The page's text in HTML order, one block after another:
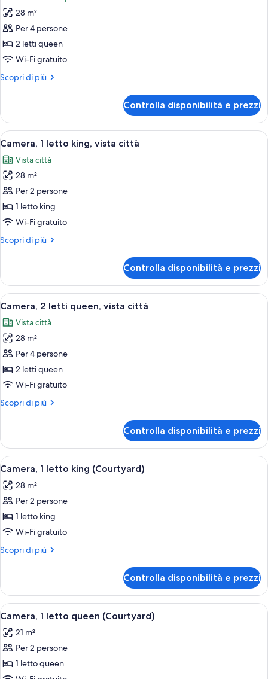
foto
per
Camera,
2
queen,
28 m²
Per 4 persone
2 letti queen
Wi-Fi gratuito
Scopri di più
Altri
2
letti
queen,
baia
Controlla disponibilità e prezzi
Apri
tutte
le
foto
per
Camera,
1
king,
Una camera da letto con parete in
9
Camera, 1 letto king, vista città
Vista città
28 m²
Per 2 persone
1 letto king
Wi-Fi gratuito
Scopri di più
Altri
1
letto
king,
città
Controlla disponibilità e prezzi
Apri
tutte
le
foto
per
Camera,
2
queen,
Una camera d'albergo con un letto,
8
Camera, 2 letti queen, vista città
Vista città
28 m²
Per 4 persone
2 letti queen
Wi-Fi gratuito
Scopri di più
Altri
2
letti
queen,
città
Controlla disponibilità e prezzi
Apri
tutte
le
foto
per
Camera,
1
letto
(Courtyard)
Una camera d'albergo con un letto
5
Camera, 1 letto king (Courtyard)
28 m²
Per 2 persone
1 letto king
Wi-Fi gratuito
Scopri di più
Altri
1
letto
king
Controlla disponibilità e prezzi
Apri
tutte
le
foto
per
Una camera da letto con un letto
5
Camera, 1 letto queen (Courtyard)
21 m²
Per 2 persone
1 letto queen